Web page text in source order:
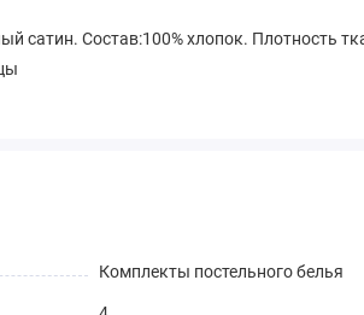
сатин. Состав:100% хлопок. Плотность
Комплекты постельного белья